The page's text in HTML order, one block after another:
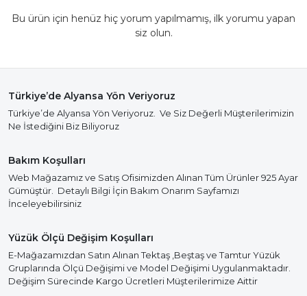
Bu ürün için henüz hiç yorum yapılmamış, ilk yorumu yapan
siz olun.
Türkiye’de Alyansa Yön Veriyoruz
Türkiye’de Alyansa Yön Veriyoruz. Ve Siz Değerli Müşterilerimizin
Ne İstediğini Biz Biliyoruz
Bakım Koşulları
Web Mağazamız ve Satış Ofisimizden Alınan Tüm Ürünler 925 Ayar
Gümüştür. Detaylı Bilgi İçin Bakım Onarım Sayfamızı
İnceleyebilirsiniz
Yüzük Ölçü Değişim Koşulları
E-Mağazamızdan Satın Alınan Tektaş ,Beştaş ve Tamtur Yüzük
Gruplarında Ölçü Değişimi ve Model Değişimi Uygulanmaktadır.
Değişim Sürecinde Kargo Ücretleri Müşterilerimize Aittir